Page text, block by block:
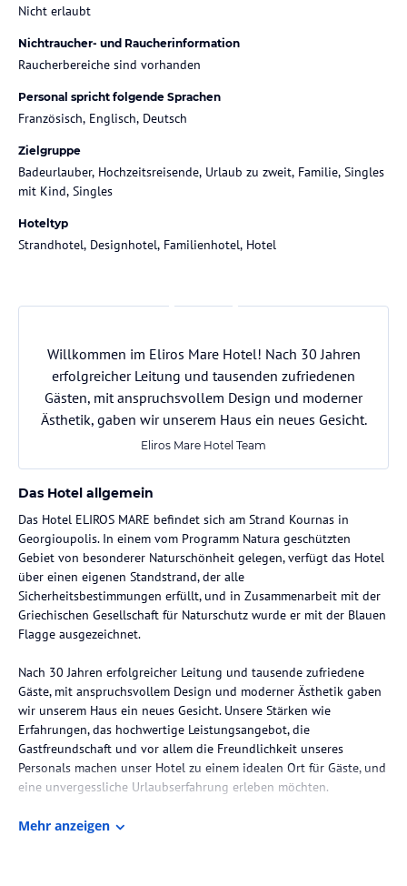
Nicht erlaubt
Nichtraucher- und Raucherinformation
Raucherbereiche sind vorhanden
Personal spricht folgende Sprachen
Französisch, Englisch, Deutsch
Zielgruppe
Badeurlauber, Hochzeitsreisende, Urlaub zu zweit, Familie, Singles
mit Kind, Singles
Hoteltyp
Strandhotel, Designhotel, Familienhotel, Hotel
Willkommen im Eliros Mare Hotel! Nach 30 Jahren
erfolgreicher Leitung und tausenden zufriedenen
Gästen, mit anspruchsvollem Design und moderner
Ästhetik, gaben wir unserem Haus ein neues Gesicht.
Eliros Mare Hotel Team
Das Hotel allgemein
Das Hotel ELIROS MARE befindet sich am Strand Kournas in
Georgioupolis. In einem vom Programm Natura geschützten
Gebiet von besonderer Naturschönheit gelegen, verfügt das Hotel
über einen eigenen Standstrand, der alle
Sicherheitsbestimmungen erfüllt, und in Zusammenarbeit mit der
Griechischen Gesellschaft für Naturschutz wurde er mit der Blauen
Flagge ausgezeichnet.
Nach 30 Jahren erfolgreicher Leitung und tausende zufriedene
Gäste, mit anspruchsvollem Design und moderner Ästhetik gaben
wir unserem Haus ein neues Gesicht. Unsere Stärken wie
Erfahrungen, das hochwertige Leistungsangebot, die
Gastfreundschaft und vor allem die Freundlichkeit unseres
Personals machen unser Hotel zu einem idealen Ort für Gäste, und
eine unvergessliche Urlaubserfahrung erleben möchten.
Dieses Hotel ist ideal für einen erholsamen Urlaub. Von den
Mehr anzeigen